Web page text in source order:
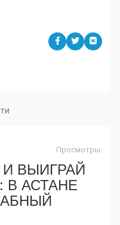
Просмотры:
ВЫИГРАЙ
В АСТАНЕ